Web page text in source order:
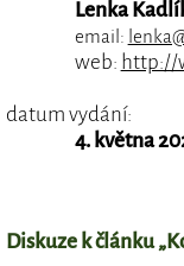
Lenka
email:
web: http://
datum vydání:
4. května
Diskuze k článku